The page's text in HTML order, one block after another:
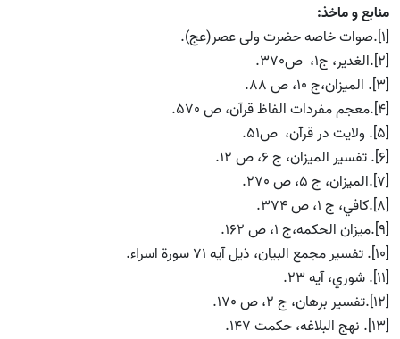
منابع و ماخذ:
[1].صوات خاصه حضرت ولی عصر(عج).
[2].الغدير، ج1، ص370.
[3]. الميزان،‌ج 10، ص 88.
[4].معجم مفردات الفاظ قرآن، ص 570.
[5]. ولايت در قرآن، ص51.
[6]. تفسير الميزان، ج 6، ص 12.
[7].الميزان، ج 5، ص 270.
[8].كافي، ج 1، ص 374.
[9].ميزان الحكمه،‌ج 1، ص 162.
[10]. تفسير مجمع البيان، ذيل آيه 71 سورة اسراء.
[11]. شوري، آيه 23.
[12].تفسير برهان، ج 2، ‌ص 170.
[13]. نهج البلاغه، حكمت 147.